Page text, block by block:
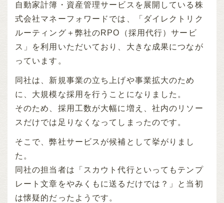
自動家計簿・資産管理サービスを展開している株
式会社マネーフォワードでは、「ダイレクトリク
ルーティング＋弊社のRPO（採用代行）サービ
ス」を利用いただいており、大きな成果につなが
っています。
同社は、新規事業の立ち上げや事業拡大のため
に、大規模な採用を行うことになりました。
そのため、採用工数が大幅に増え、社内のリソー
スだけでは足りなくなってしまったのです。
そこで、弊社サービスが候補として挙がりまし
た。
同社の担当者は「スカウト代行といってもテンプ
レート文章をやみくもに送るだけでは？」と当初
は懐疑的だったようです。